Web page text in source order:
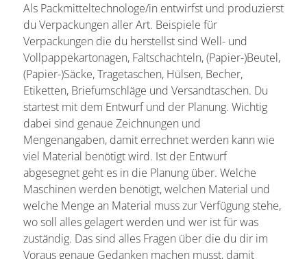
Als Packmitteltechnologe/in entwirfst und produzierst
du Verpackungen aller Art. Beispiele für
Verpackungen die du herstellst sind Well- und
Vollpappekartonagen, Faltschachteln, (Papier-)Beutel,
(Papier-)Säcke, Tragetaschen, Hülsen, Becher,
Etiketten, Briefumschläge und Versandtaschen. Du
startest mit dem Entwurf und der Planung. Wichtig
dabei sind genaue Zeichnungen und
Mengenangaben, damit errechnet werden kann wie
viel Material benötigt wird. Ist der Entwurf
abgesegnet geht es in die Planung über. Welche
Maschinen werden benötigt, welchen Material und
welche Menge an Material muss zur Verfügung stehe,
wo soll alles gelagert werden und wer ist für was
zuständig. Das sind alles Fragen über die du dir im
Voraus genaue Gedanken machen musst, damit